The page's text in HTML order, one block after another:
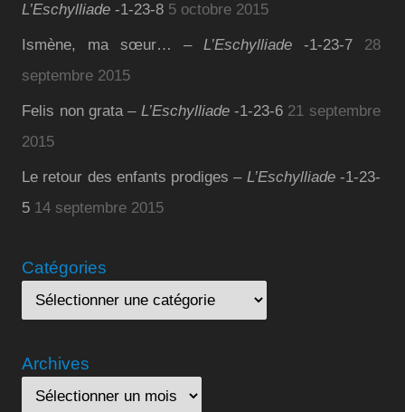
L’Eschylliade -1-23-8 5 octobre 2015
Ismène, ma sœur… – L’Eschylliade-1-23-7
28
septembre 2015
Felis non grata – L’Eschylliade-1-23-6 21 septembre
2015
Le retour des enfants prodiges – L’Eschylliade-1-23-
5 14 septembre 2015
Catégories
Archives